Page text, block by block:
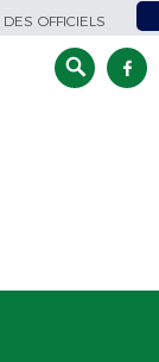
OFFICIELS